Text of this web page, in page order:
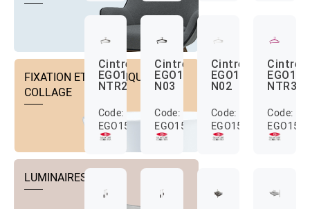
FIXATION ET TECHNIQUE DE
COLLAGE
LUMINAIRES
Cintre
EGO15
NTR26
Code:
EGO15NTR26
Cintre
EGO15
N03
Code:
EGO15N03
Cintre
EGO15
N02
Code:
EGO15N02
Cintre
EGO15
NTR32
Code: